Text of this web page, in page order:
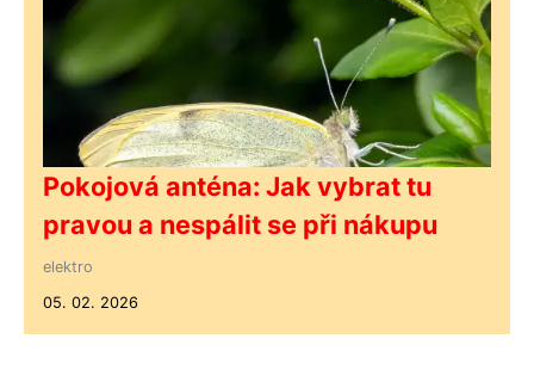
Pokojová anténa: Jak vybrat tu
pravou a nespálit se při nákupu
elektro
05. 02. 2026